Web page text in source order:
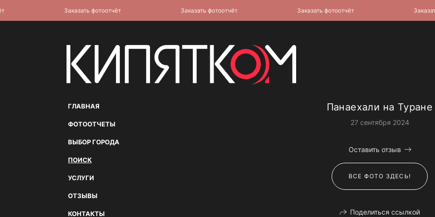
ГЛАВНАЯ
ФОТООТЧЕТЫ
ВЫБОР ГОРОДА
ПОИСК
УСЛУГИ
ОТЗЫВЫ
КОНТАКТЫ
Панаехали на Туране
27 сентября 2024
Оставить отзыв
ВСЕ ФОТО ЗДЕСЬ!
Поделиться ссылкой
Заказать фотоотчёт Заказать фотоотчёт Заказать фотоотчёт Заказать